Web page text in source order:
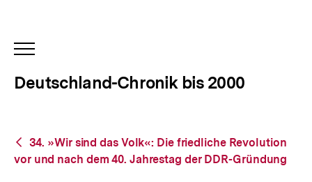
Deutschland-
Chronik
2000
INHALTSNAVIGATION
Deutschland-Chronik bis 2000
Zurück
zur
34. »Wir sind das Volk«: Die friedliche Revolution
vor und nach dem 40. Jahrestag der DDR-Gründung